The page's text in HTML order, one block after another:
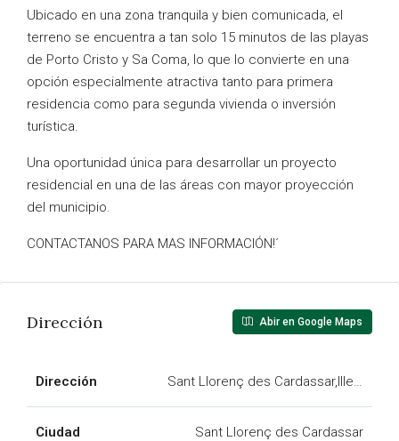
Ubicado en una zona tranquila y bien comunicada, el
terreno se encuentra a tan solo 15 minutos de las playas
de Porto Cristo y Sa Coma, lo que lo convierte en una
opción especialmente atractiva tanto para primera
residencia como para segunda vivienda o inversión
turística.
Una oportunidad única para desarrollar un proyecto
residencial en una de las áreas con mayor proyección
del municipio.
CONTACTANOS PARA MAS INFORMACIÓN!´
Dirección Abir en Google Maps
Dirección Sant Llorenç des Cardassar,Illes
Ciudad Sant Llorenç des Cardassar